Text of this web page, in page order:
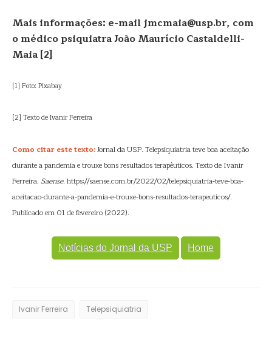
Mais informações: e-mail jmcmaia@usp.br, com
o médico psiquiatra João Maurício Castaldelli-
Maia[2]
[1] Foto: Pixabay
[2] Texto de Ivanir Ferreira
Como citar este texto:Jornal da USP. Telepsiquiatria teve boa aceitação
durante a pandemia e trouxe bons resultados terapêuticos. Texto de Ivanir
Ferreira. Saense. https://saense.com.br/2022/02/telepsiquiatria-teve-boa-
aceitacao-durante-a-pandemia-e-trouxe-bons-resultados-terapeuticos/.
Publicado em 01 de fevereiro (2022).
Notícias do Jornal da USP Home
Ivanir Ferreira Telepsiquiatria